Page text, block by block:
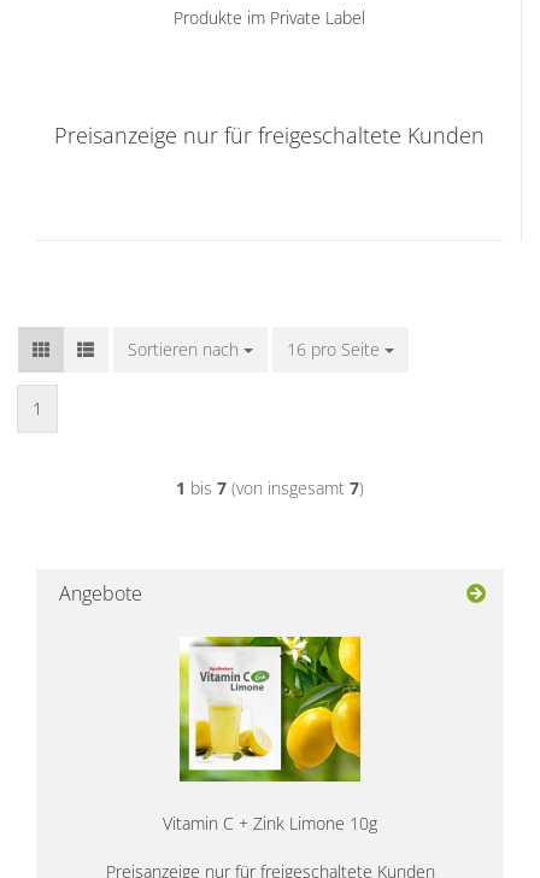
Produkte im Private Label
Preisanzeige nur für freigeschaltete Kunden
Sortieren nach
Sortieren nach 16 pro Seite
pro Seite
1
1 bis 7 (von insgesamt 7)
Angebote
Vitamin C + Zink Limone 10g
Preisanzeige nur für freigeschaltete Kunden